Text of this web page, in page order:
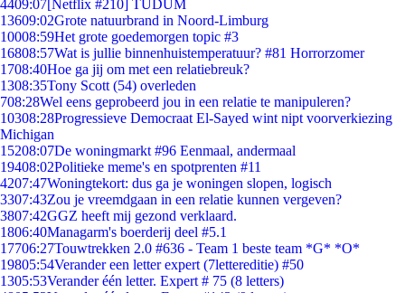
4409:07[Netflix #210] TUDUM
13609:02Grote natuurbrand in Noord-Limburg
10008:59Het grote goedemorgen topic #3
16808:57Wat is jullie binnenhuistemperatuur? #81 Horrorzomer
1708:40Hoe ga jij om met een relatiebreuk?
1308:35Tony Scott (54) overleden
708:28Wel eens geprobeerd jou in een relatie te manipuleren?
10308:28Progressieve Democraat El-Sayed wint nipt voorverkiezing
Michigan
15208:07De woningmarkt #96 Eenmaal, andermaal
19408:02Politieke meme's en spotprenten #11
4207:47Woningtekort: dus ga je woningen slopen, logisch
3307:43Zou je vreemdgaan in een relatie kunnen vergeven?
3807:42GGZ heeft mij gezond verklaard.
1806:40Managarm's boerderij deel #5.1
17706:27Touwtrekken 2.0 #636 - Team 1 beste team *G* *O*
19805:54Verander een letter expert (7lettereditie) #50
1305:53Verander één letter. Expert # 75 (8 letters)